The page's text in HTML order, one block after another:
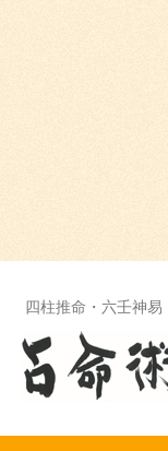
四柱推命・六壬神